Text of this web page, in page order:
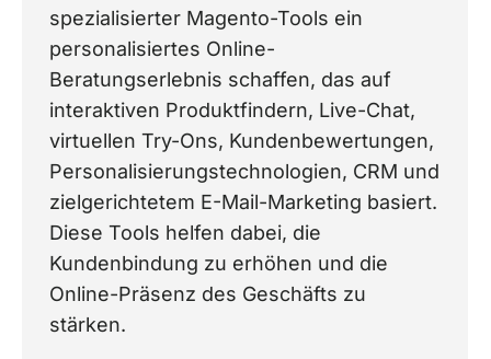
spezialisierter Magento-Tools ein
personalisiertes Online-
Beratungserlebnis schaffen, das auf
interaktiven Produktfindern, Live-Chat,
virtuellen Try-Ons, Kundenbewertungen,
Personalisierungstechnologien, CRM und
zielgerichtetem E-Mail-Marketing basiert.
Diese Tools helfen dabei, die
Kundenbindung zu erhöhen und die
Online-Präsenz des Geschäfts zu
stärken.